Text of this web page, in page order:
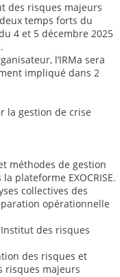
des risques majeurs
temps forts du
4 et 5 décembre 2025
l’IRMa sera
impliqué dans 2
la gestion de crise
méthodes de gestion
plateforme EXOCRISE.
collectives des
opérationnelle
Institut des risques
des risques et
risques majeurs